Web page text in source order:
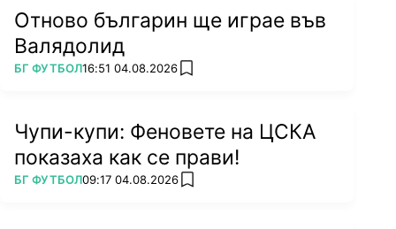
Отново българин ще играе във
Валядолид
ПОВЕЧЕ ОТ
БГ ФУТБОЛ16:51 04.08.2026 add favorites
Чупи-купи: Феновете на ЦСКА
показаха как се прави!
ПОВЕЧЕ ОТ
БГ ФУТБОЛ09:17 04.08.2026 add favorites